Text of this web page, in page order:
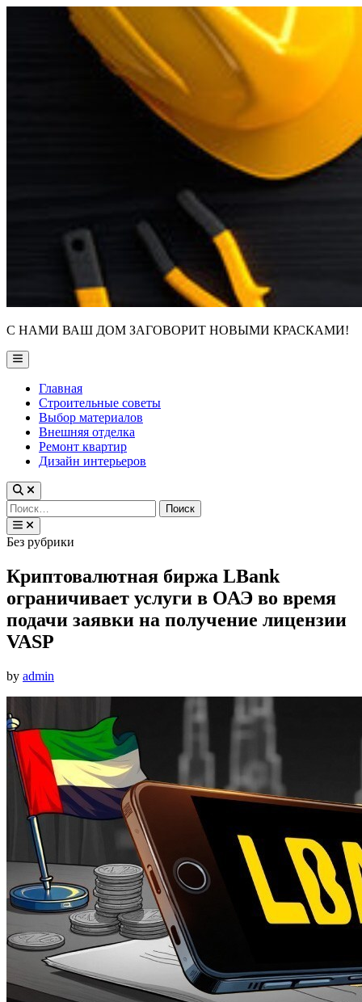
С НАМИ ВАШ ДОМ ЗАГОВОРИТ НОВЫМИ КРАСКАМИ!
Main
Menu
Главная
Строительные советы
Выбор материалов
Внешняя отделка
Ремонт квартир
Дизайн интерьеров
Найти:
Posted
Без рубрики
Криптовалютная биржа LBank
ограничивает услуги в ОАЭ во время
подачи заявки на получение лицензии
VASP
by admin